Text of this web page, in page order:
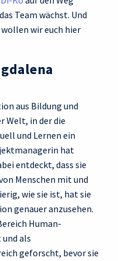
Team wächst. Und
wir euch hier
aus Bildung und
Welt, in der die
und Lernen ein
hat
entdeckt, dass sie
Menschen mit und
wie sie ist, hat sie
genauer anzusehen.
Human-
als
geforscht, bevor sie